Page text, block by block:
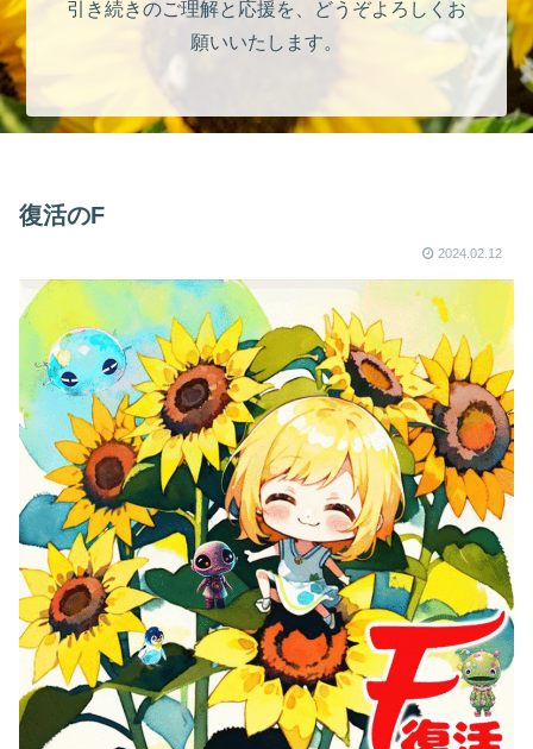
引き続きのご理解と応援を、どうぞよろしくお
願いいたします。
復活のF
2024.02.12